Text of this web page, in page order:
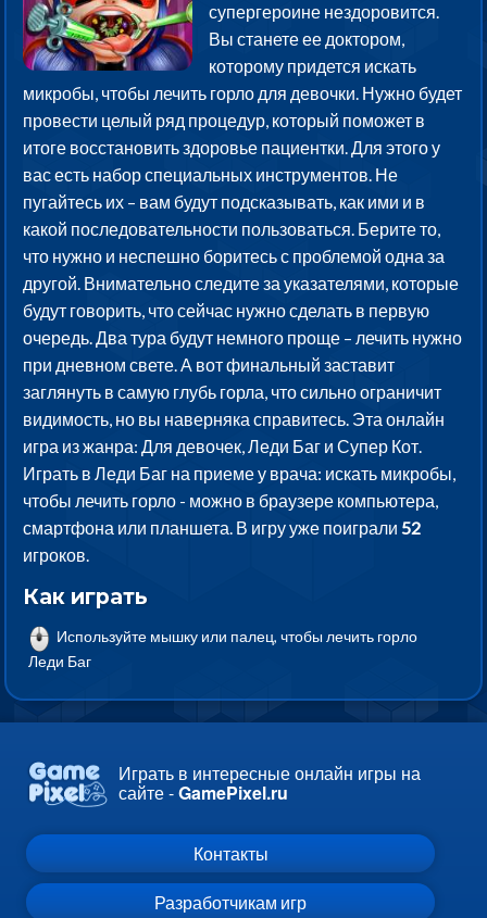
супергероине нездоровится.
Вы станете ее доктором,
которому придется искать
микробы, чтобы лечить горло для девочки. Нужно будет
провести целый ряд процедур, который поможет в
итоге восстановить здоровье пациентки. Для этого у
вас есть набор специальных инструментов. Не
пугайтесь их – вам будут подсказывать, как ими и в
какой последовательности пользоваться. Берите то,
что нужно и неспешно боритесь с проблемой одна за
другой. Внимательно следите за указателями, которые
будут говорить, что сейчас нужно сделать в первую
очередь. Два тура будут немного проще – лечить нужно
при дневном свете. А вот финальный заставит
заглянуть в самую глубь горла, что сильно ограничит
видимость, но вы наверняка справитесь. Эта онлайн
игра из жанра: Для девочек, Леди Баг и Супер Кот.
Играть в Леди Баг на приеме у врача: искать микробы,
чтобы лечить горло - можно в браузере компьютера,
смартфона или планшета. В игру уже поиграли52
игроков.
Как играть
Используйте мышку или палец, чтобы лечить горло
Леди Баг
Играть в интересные онлайн игры на
сайте -GamePixel.ru
Контакты
Разработчикам игр